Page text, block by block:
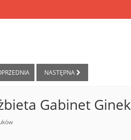
NASTĘPNA
Gabinet